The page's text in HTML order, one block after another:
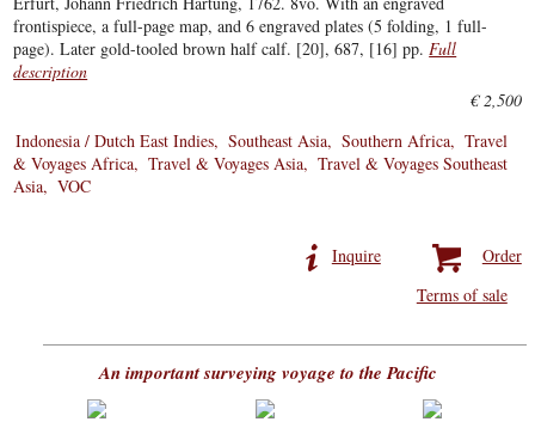
frontispiece, a full-page map, and 6 engraved plates (5 folding, 1 full-
page). Later gold-tooled brown half calf. [20], 687, [16] pp. Full
description
€ 2,500
Indonesia / Dutch East Indies
Southeast Asia Southern Africa
Travel
& Voyages Africa
Travel & Voyages Asia
Travel & Voyages Southeast
Asia
VOC
Order
Inquire
Terms of sale
An important surveying voyage to the Pacific